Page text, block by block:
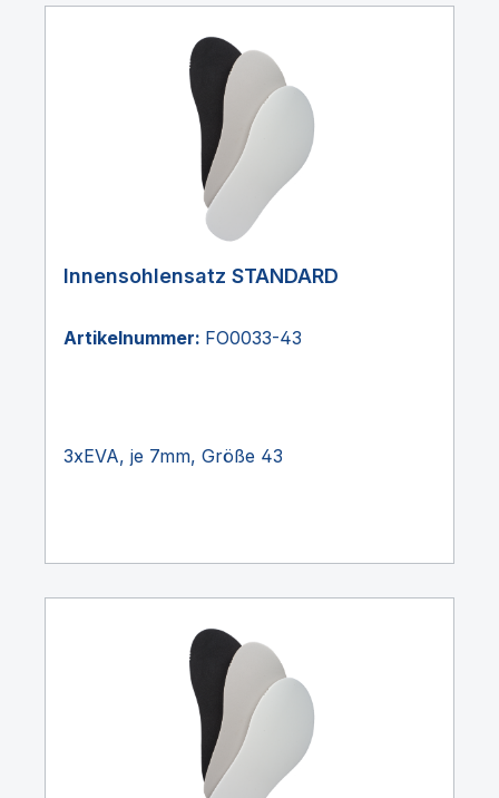
Innensohlensatz STANDARD
Artikelnummer: FO0033-43
3xEVA, je 7mm, Größe 43